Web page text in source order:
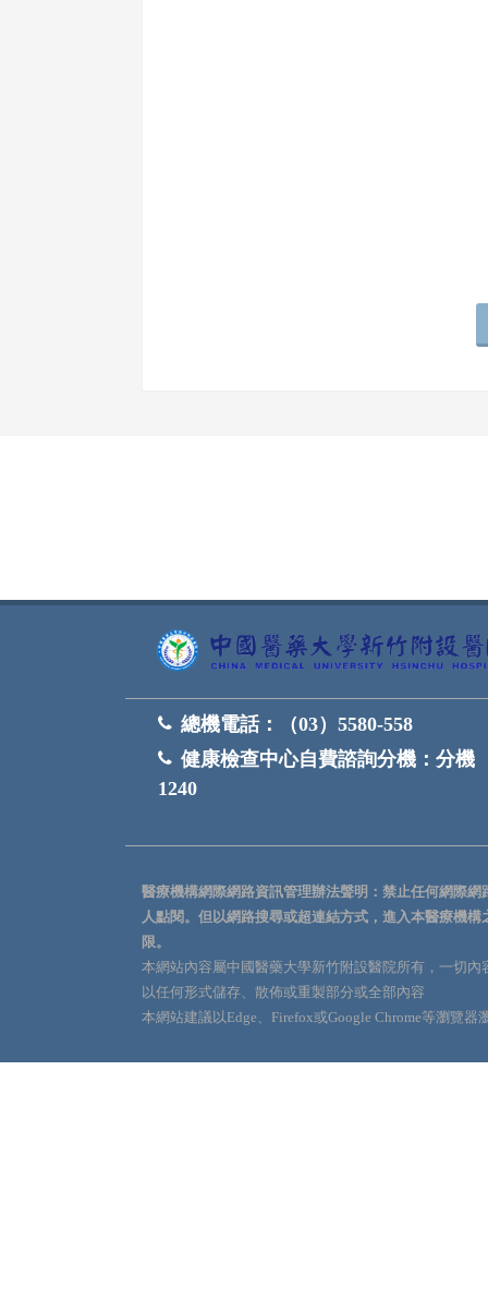
總機電話：
（03）5580-558
健康檢查中心自費諮詢分機： 分機
1240
醫療機構網際網路資訊管理辦法聲明：禁止任何網際
人點閱。但以網路搜尋或超連結方式，進入本醫療機
限。
本網站內容屬中國醫藥大學新竹附設醫院所有，一切
以任何形式儲存、散佈或重製部分或全部內容
本網站建議以Edge、Firefox或Google Chrome等瀏覽器